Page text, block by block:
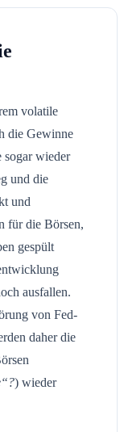
volatile
die Gewinne
sogar wieder
und die
und
für die Börsen,
gespült
ausfallen.
von Fed-
daher die
) wieder